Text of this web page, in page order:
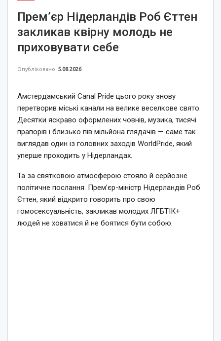
Прем’єр Нідерландів Роб Єттен
закликав квірну молодь не
приховувати себе
Опубліковано 5.08.2026
Амстердамський Canal Pride цього року знову
перетворив міські канали на велике веселкове свято.
Десятки яскраво оформлених човнів, музика, тисячі
прапорів і близько пів мільйона глядачів — саме так
виглядав один із головних заходів WorldPride, який
уперше проходить у Нідерландах.
Та за святковою атмосферою стояло й серйозне
політичне послання. Прем’єр-міністр Нідерландів Роб
Єттен, який відкрито говорить про свою
гомосексуальність, закликав молодих ЛГБТІК+
людей не ховатися й не боятися бути собою.